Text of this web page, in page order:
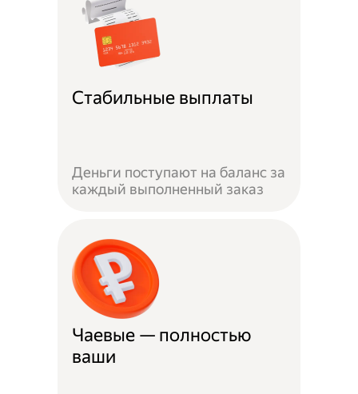
Стабильные выплаты
Деньги поступают на баланс за
каждый выполненный заказ
Чаевые — полностью
ваши